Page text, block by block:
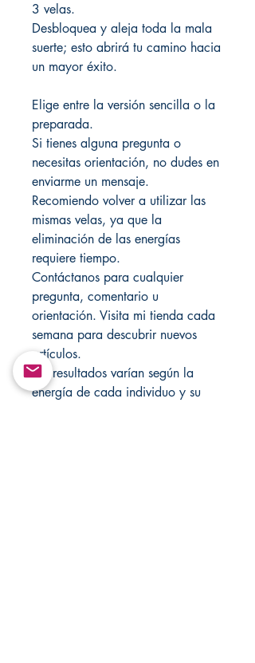
3 velas.
Desbloquea y aleja toda la mala
suerte; esto abrirá tu camino hacia
un mayor éxito.
Elige entre la versión sencilla o la
preparada.
Si tienes alguna pregunta o
necesitas orientación, no dudes en
enviarme un mensaje.
Recomiendo volver a utilizar las
mismas velas, ya que la
eliminación de las energías
requiere tiempo.
Contáctanos para cualquier
pregunta, comentario u
orientación. Visita mi tienda cada
semana para descubrir nuevos
artículos.
Los resultados varían según la
energía de cada individuo y su